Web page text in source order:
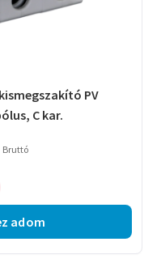
PV
C kar.
Bruttó
adom